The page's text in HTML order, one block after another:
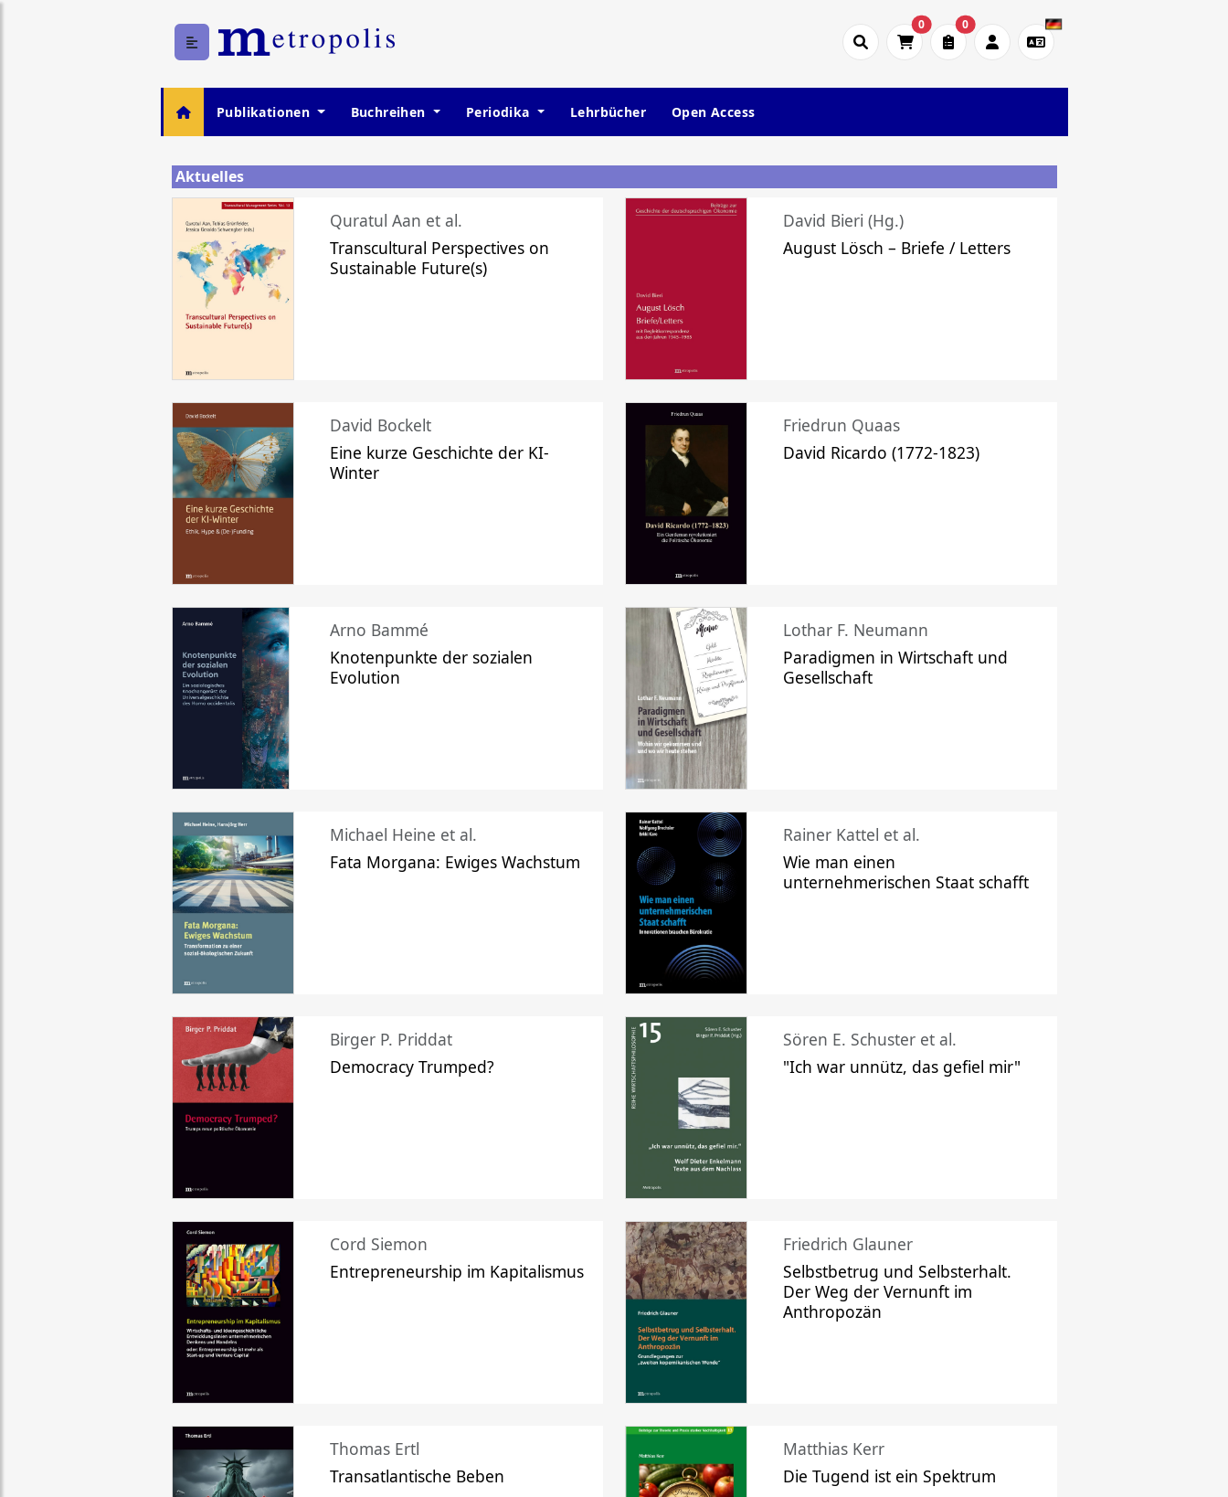
0 0
Publikationen Buchreihen Periodika Lehrbücher Open Access
Aktuelles
Quratul Aan et al.
Transcultural Perspectives on
Sustainable Future(s)
David Bieri (Hg.)
August Lösch – Briefe / Letters
David Bockelt
Eine kurze Geschichte der KI-
Winter
Friedrun Quaas
David Ricardo (1772-1823)
Arno Bammé
Knotenpunkte der sozialen
Evolution
Lothar F. Neumann
Paradigmen in Wirtschaft und
Gesellschaft
Michael Heine et al.
Fata Morgana: Ewiges Wachstum
Rainer Kattel et al.
Wie man einen
unternehmerischen Staat schafft
Birger P. Priddat
Democracy Trumped?
Sören E. Schuster et al.
"Ich war unnütz, das gefiel mir"
Cord Siemon
Entrepreneurship im Kapitalismus
Friedrich Glauner
Selbstbetrug und Selbsterhalt.
Der Weg der Vernunft im
Anthropozän
Thomas Ertl
Transatlantische Beben
Matthias Kerr
Die Tugend ist ein Spektrum